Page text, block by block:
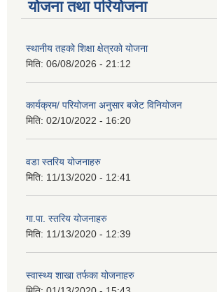
योजना तथा परियोजना
स्थानीय तहको शिक्षा क्षेत्रको योजना
मिति: 06/08/2026 - 21:12
कार्यक्रम/ परियोजना अनुसार बजेट विनियोजन
मिति: 02/10/2022 - 16:20
वडा स्तरिय योजनाहरु
मिति: 11/13/2020 - 12:41
गा.पा. स्तरिय योजनाहरु
मिति: 11/13/2020 - 12:39
स्वास्थ्य शाखा तर्फका योजनाहरु